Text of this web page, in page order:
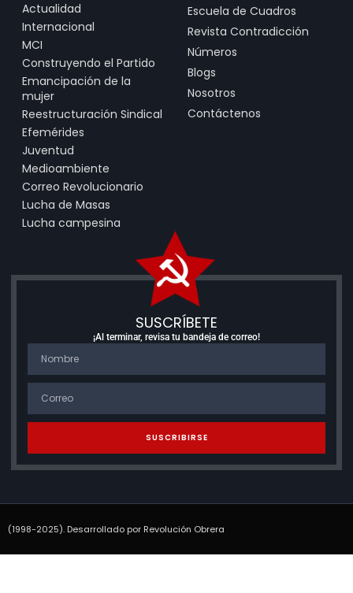
Actualidad
Internacional
MCI
Construyendo el Partido
Emancipación de la
mujer
Reestructuración Sindical
Efemérides
Juventud
Medioambiente
Correo Revolucionario
Lucha de Masas
Lucha campesina
Escuela de Cuadros
Revista Contradicción
Números
Blogs
Nosotros
Contáctenos
SUSCRÍBETE
¡Al terminar, revisa tu bandeja de correo!
SUSCRIBIRSE
(1998-2025). Desarrollado por Revolución Obrera